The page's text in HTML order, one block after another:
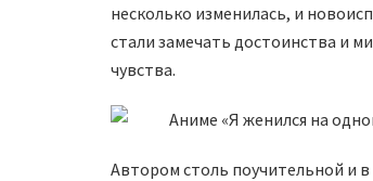
несколько изменилась, и
стали замечать достоинства и
чувства.
Автором столь поучительной и